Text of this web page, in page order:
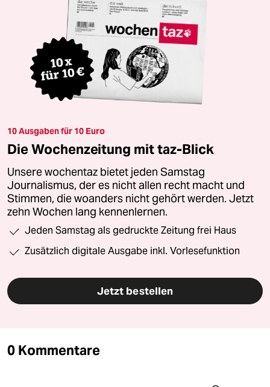
10 Ausgaben für 10 Euro
Die Wochenzeitung mit taz-Blick
Unsere wochentaz bietet jeden Samstag
Journalismus, der es nicht allen recht macht und
Stimmen, die woanders nicht gehört werden. Jetzt
zehn Wochen lang kennenlernen.
Jeden Samstag als gedruckte Zeitung frei Haus
Zusätzlich digitale Ausgabe inkl. Vorlesefunktion
Jetzt bestellen
0 Kommentare